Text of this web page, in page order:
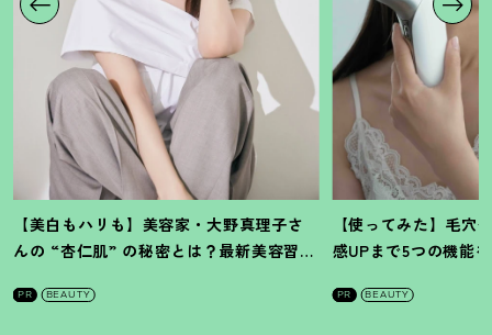
【美白もハリも】美容家・大野真理子さ
んの “杏仁肌” の秘密とは ？ 最新美容習慣
PR BEAUTY
【使ってみた】毛穴
感UPまで5つの機能
PR BEAUTY